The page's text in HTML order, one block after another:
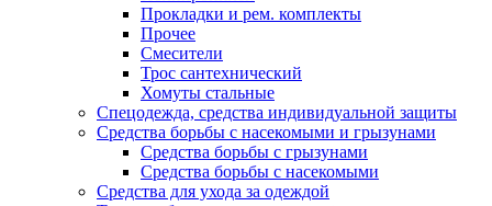
Прокладки и рем. комплекты
Прочее
Смесители
Трос сантехнический
Хомуты стальные
Спецодежда, средства индивидуальной защиты
Средства борьбы с насекомыми и грызунами
Средства борьбы с грызунами
Средства борьбы с насекомыми
Средства для ухода за одеждой